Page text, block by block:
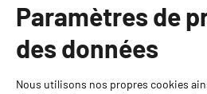
Informations
Paramètres de
des données
Nous utilisons nos propres cookies